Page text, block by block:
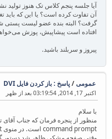
آیا جلسه پنجم کلاس تک هنوز تولید
گرفت؟ البته بنده عضو لیست پستی
افتاده است پیشاپیش، پوزش
پیروز و سربلند باشید.
عمومی/ پاسخ : باز کردن فایل DVI
اکتبر 17, 2014, 03:19:54 بعد از ظهر
با سلام